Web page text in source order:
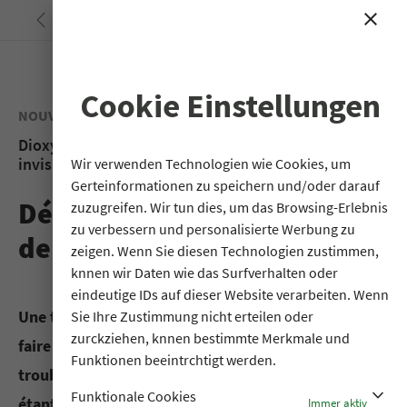
< close
Cookie Einstellungen
Wir verwenden Technologien wie Cookies, um
Gerteinformationen zu speichern und/oder darauf
zuzugreifen. Wir tun dies, um das Browsing-Erlebnis
zu verbessern und personalisierte Werbung zu
zeigen. Wenn Sie diesen Technologien zustimmen,
knnen wir Daten wie das Surfverhalten oder
eindeutige IDs auf dieser Website verarbeiten. Wenn
Sie Ihre Zustimmung nicht erteilen oder
zurckziehen, knnen bestimmte Merkmale und
Funktionen beeintrchtigt werden.
Funktionale Cookies
Immer aktiv stat_minus_1